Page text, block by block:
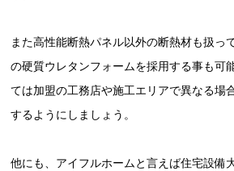
また高性能断熱パネル以外の断熱材も扱っ
の硬質ウレタンフォームを採用する事も可
ては加盟の工務店や施工エリアで異なる場
するようにしましょう。
他にも、アイフルホームと言えば住宅設備